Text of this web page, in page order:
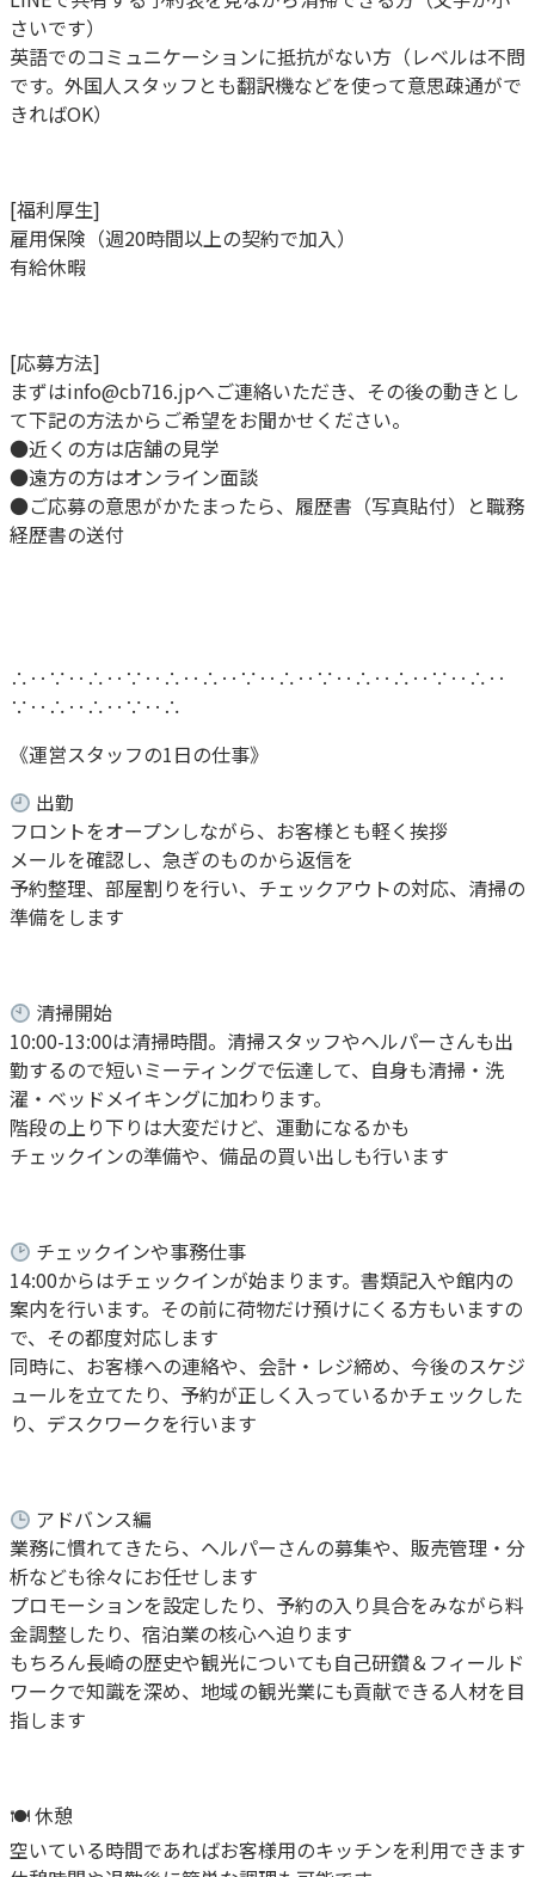
さいです）
英語でのコミュニケーションに抵抗がない方（レベルは不問
です。外国人スタッフとも翻訳機などを使って意思疎通がで
きればOK）
[福利厚生]
雇用保険（週20時間以上の契約で加入）
有給休暇
[応募方法]
まずはinfo@cb716.jpへご連絡いただき、その後の動きとし
て下記の方法からご希望をお聞かせください。
●近くの方は店舗の見学
●遠方の方はオンライン面談
●ご応募の意思がかたまったら、履歴書（写真貼付）と職務
経歴書の送付
∴‥∵‥∴‥∵‥∴‥∴‥∵‥∴‥∵‥∴‥∴‥∵‥∴‥
∵‥∴‥∴‥∵‥∴
《運営スタッフの1日の仕事》
出勤
フロントをオープンしながら、お客様とも軽く挨拶
メールを確認し、急ぎのものから返信を
予約整理、部屋割りを行い、チェックアウトの対応、清掃の
準備をします
清掃開始
10:00-13:00は清掃時間。清掃スタッフやヘルパーさんも出
勤するので短いミーティングで伝達して、自身も清掃・洗
濯・ベッドメイキングに加わります。
階段の上り下りは大変だけど、運動になるかも
チェックインの準備や、備品の買い出しも行います
チェックインや事務仕事
14:00からはチェックインが始まります。書類記入や館内の
案内を行います。その前に荷物だけ預けにくる方もいますの
で、その都度対応します
同時に、お客様への連絡や、会計・レジ締め、今後のスケジ
ュールを立てたり、予約が正しく入っているかチェックした
り、デスクワークを行います
アドバンス編
業務に慣れてきたら、ヘルパーさんの募集や、販売管理・分
析なども徐々にお任せします
プロモーションを設定したり、予約の入り具合をみながら料
金調整したり、宿泊業の核心へ迫ります
もちろん長崎の歴史や観光についても自己研鑽＆フィールド
ワークで知識を深め、地域の観光業にも貢献できる人材を目
指します
🍽 休憩
空いている時間であればお客様用のキッチンを利用できます